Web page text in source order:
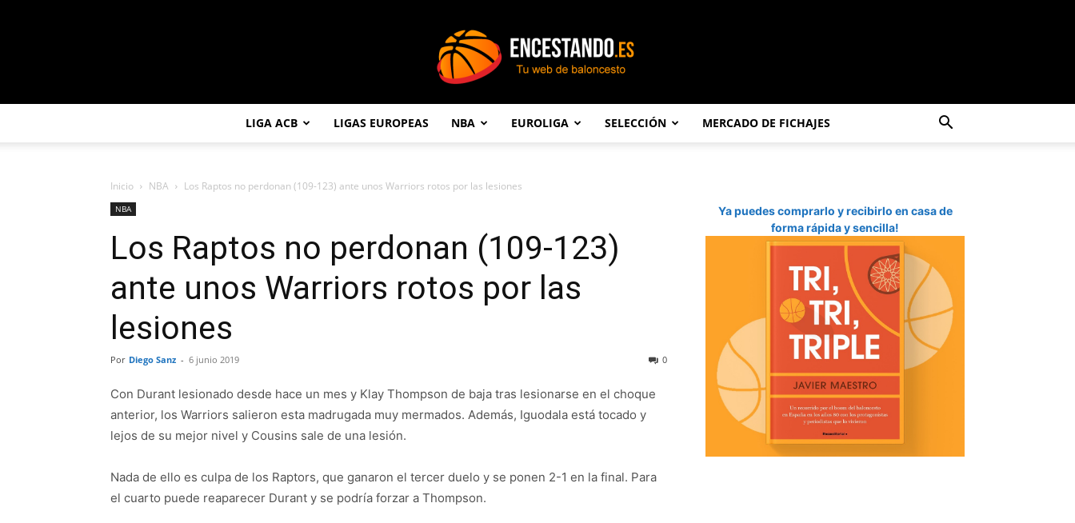
LIGA ACB LIGAS EUROPEAS NBA EUROLIGA SELECCIÓN MERCADO DE FICHAJES
Inicio NBA Los Raptos no perdonan (109-123) ante unos Warriors rotos por las lesiones
NBA
Los Raptos no perdonan (109-123)
ante unos Warriors rotos por las
lesiones
Por Diego Sanz - 6 junio 2019 0
Con Durant lesionado desde hace un mes y Klay Thompson de baja tras lesionarse en el choque
anterior, los Warriors salieron esta madrugada muy mermados. Además, Iguodala está tocado y
lejos de su mejor nivel y Cousins sale de una lesión.
Nada de ello es culpa de los Raptors, que ganaron el tercer duelo y se ponen 2-1 en la final. Para
el cuarto puede reaparecer Durant y se podría forzar a Thompson.
Ya puedes comprarlo y recibirlo en casa de
forma rápida y sencilla!